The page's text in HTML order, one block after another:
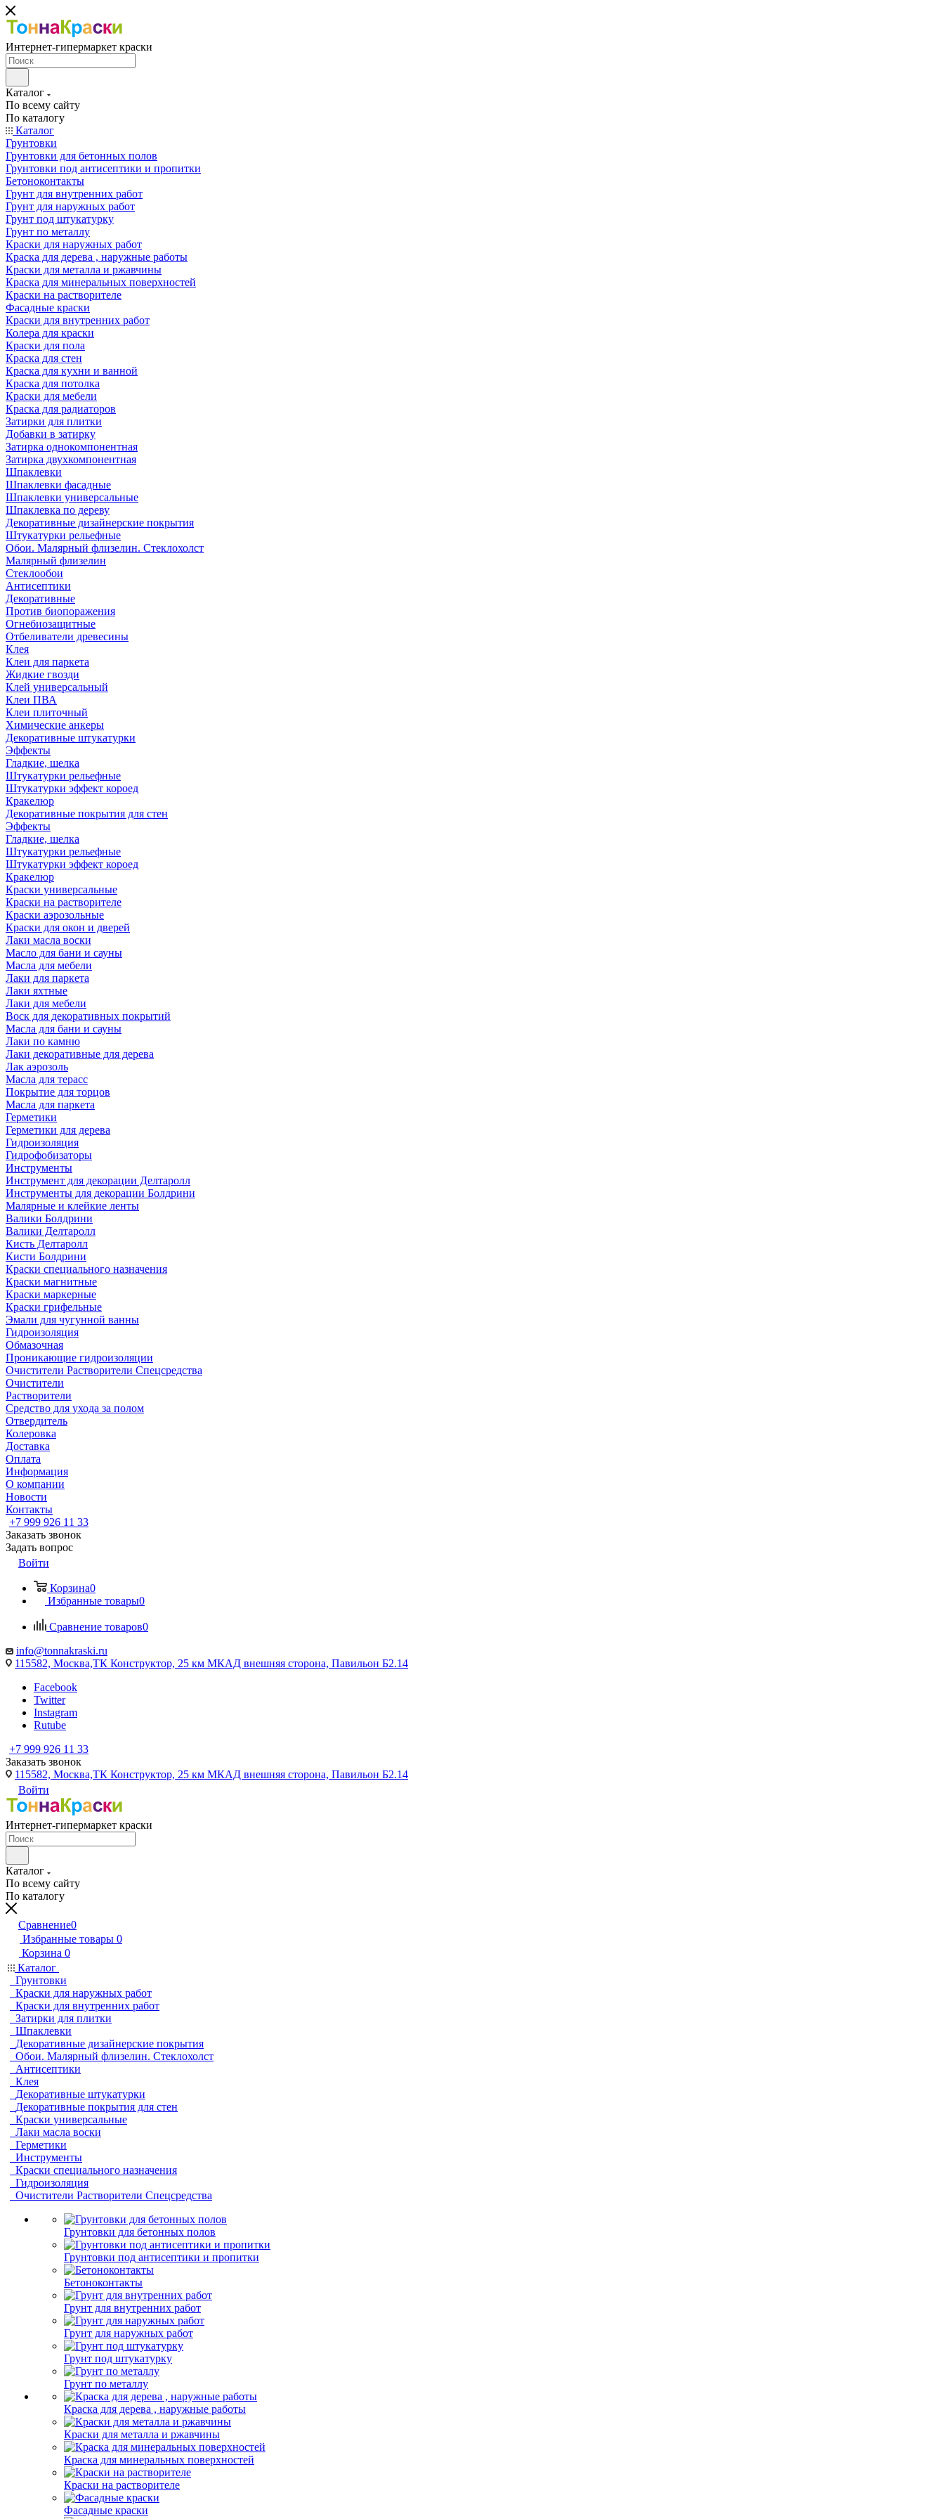
Интернет-гипермаркет краски
Каталог
По всему сайту
По каталогу
Каталог
Грунтовки
Грунтовки для бетонных полов
Грунтовки под антисептики и пропитки
Бетоноконтакты
Грунт для внутренних работ
Грунт для наружных работ
Грунт под штукатурку
Грунт по металлу
Краски для наружных работ
Краска для дерева , наружные работы
Краски для металла и ржавчины
Краска для минеральных поверхностей
Краски на растворителе
Фасадные краски
Краски для внутренних работ
Колера для краски
Краски для пола
Краска для стен
Краска для кухни и ванной
Краска для потолка
Краски для мебели
Краска для радиаторов
Затирки для плитки
Добавки в затирку
Затирка однокомпонентная
Затирка двухкомпонентная
Шпаклевки
Шпаклевки фасадные
Шпаклевки универсальные
Шпаклевка по дереву
Декоративные дизайнерские покрытия
Штукатурки рельефные
Обои. Малярный флизелин. Стеклохолст
Малярный флизелин
Стеклообои
Антисептики
Декоративные
Против биопоражения
Огнебиозащитные
Отбеливатели древесины
Клея
Клеи для паркета
Жидкие гвозди
Клей универсальный
Клеи ПВА
Клеи плиточный
Химические анкеры
Декоративные штукатурки
Эффекты
Гладкие, шелка
Штукатурки рельефные
Штукатурки эффект короед
Кракелюр
Декоративные покрытия для стен
Эффекты
Гладкие, шелка
Штукатурки рельефные
Штукатурки эффект короед
Кракелюр
Краски универсальные
Краски на растворителе
Краски аэрозольные
Краски для окон и дверей
Лаки масла воски
Масло для бани и сауны
Масла для мебели
Лаки для паркета
Лаки яхтные
Лаки для мебели
Воск для декоративных покрытий
Масла для бани и сауны
Лаки по камню
Лаки декоративные для дерева
Лак аэрозоль
Масла для терасс
Покрытие для торцов
Масла для паркета
Герметики
Герметики для дерева
Гидроизоляция
Гидрофобизаторы
Инструменты
Инструмент для декорации Делтаролл
Инструменты для декорации Болдрини
Малярные и клейкие ленты
Валики Болдрини
Валики Делтаролл
Кисть Делтаролл
Кисти Болдрини
Краски специального назначения
Краски магнитные
Краски маркерные
Краски грифельные
Эмали для чугунной ванны
Гидроизоляция
Обмазочная
Проникающие гидроизоляции
Очистители Растворители Спецсредства
Очистители
Растворители
Средство для ухода за полом
Отвердитель
Колеровка
Доставка
Оплата
Информация
О компании
Новости
Контакты
+7 999 926 11 33
Заказать звонок
Задать вопрос
Войти
Корзина0
Избранные товары0
Сравнение товаров0
info@tonnakraski.ru
115582, Москва,ТК Конструктор, 25 км МКАД внешняя сторона, Павильон Б2.14
Facebook
Twitter
Instagram
Rutube
+7 999 926 11 33
Заказать звонок
115582, Москва,ТК Конструктор, 25 км МКАД внешняя сторона, Павильон Б2.14
Войти
Интернет-гипермаркет краски
Каталог
По всему сайту
По каталогу
Сравнение0
Избранные товары 0
Корзина 0
Каталог
Грунтовки
Краски для наружных работ
Краски для внутренних работ
Затирки для плитки
Шпаклевки
Декоративные дизайнерские покрытия
Обои. Малярный флизелин. Стеклохолст
Антисептики
Клея
Декоративные штукатурки
Декоративные покрытия для стен
Краски универсальные
Лаки масла воски
Герметики
Инструменты
Краски специального назначения
Гидроизоляция
Очистители Растворители Спецсредства
Грунтовки для бетонных полов
Грунтовки под антисептики и пропитки
Бетоноконтакты
Грунт для внутренних работ
Грунт для наружных работ
Грунт под штукатурку
Грунт по металлу
Краска для дерева , наружные работы
Краски для металла и ржавчины
Краска для минеральных поверхностей
Краски на растворителе
Фасадные краски